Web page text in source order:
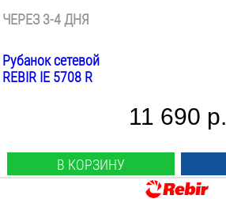
ЧЕРЕЗ 3-4 ДНЯ
Рубанок сетевой
REBIR IE 5708 R
11 690 р.
В КОРЗИНУ